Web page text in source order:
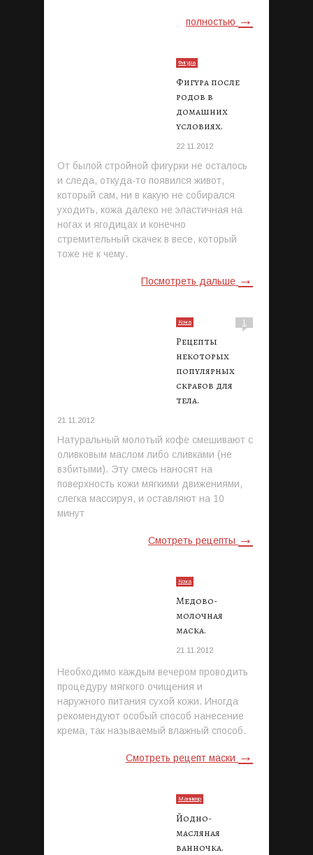
полностью →
Фигура
Фигура после
родов в
домашних
условиях.
22.11.2012
От былой стройной фигурки не осталось
и следа, откуда-то появился живот,
который сам, ни в какую не собирался
уходить, кожа далеко не эластичная на
ногах и ягодицах и конечно
стремительный скачек в весе, который
тоже не к чему.
Посмотреть дальше →
Кожа 1
Рецепты
некоторых
популярных
скрабов для
тела.
21.11.2012
Натуральный молотый кофе смешивают с
оливковым маслом либо сливками (не
взбитыми). Эту смесь наносят на
поверхность кожи мягкими движениями,
слегка массируя, и оставляют на 10
минут
Смотреть рецепты →
Кожа
Медово-
молочная
маска.
21.11.2012
Необходимо каждым вечером проводить
процедуру мягкого очищения и
наружного питания сухой кожи. Иногда
рекомендуют особый способ нанесение
крема, так называемый влажный способ.
Смотреть рецепт маски →
Маникюр
Йодно-
масляная
ванночка.